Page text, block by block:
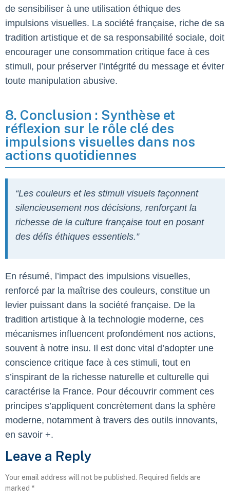
de sensibiliser à une utilisation éthique des
impulsions visuelles. La société française, riche de sa
tradition artistique et de sa responsabilité sociale, doit
encourager une consommation critique face à ces
stimuli, pour préserver l’intégrité du message et éviter
toute manipulation abusive.
8. Conclusion : Synthèse et
réflexion sur le rôle clé des
impulsions visuelles dans nos
actions quotidiennes
“Les couleurs et les stimuli visuels façonnent
silencieusement nos décisions, renforçant la
richesse de la culture française tout en posant
des défis éthiques essentiels.”
En résumé, l’impact des impulsions visuelles,
renforcé par la maîtrise des couleurs, constitue un
levier puissant dans la société française. De la
tradition artistique à la technologie moderne, ces
mécanismes influencent profondément nos actions,
souvent à notre insu. Il est donc vital d’adopter une
conscience critique face à ces stimuli, tout en
s’inspirant de la richesse naturelle et culturelle qui
caractérise la France. Pour découvrir comment ces
principes s’appliquent concrètement dans la sphère
moderne, notamment à travers des outils innovants,
en savoir +.
Leave a Reply
Your email address will not be published. Required fields are
marked *